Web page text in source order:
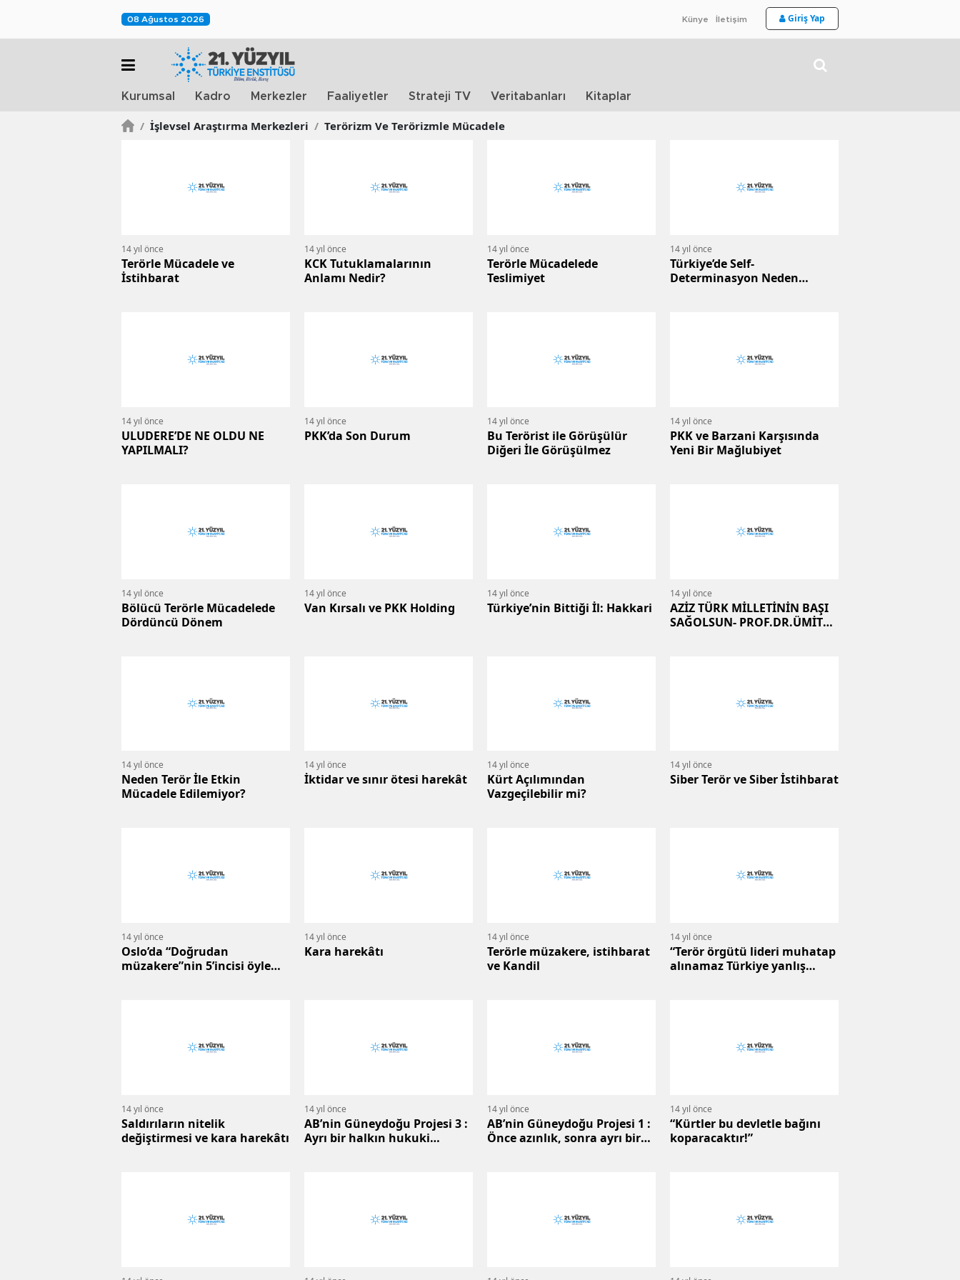
08 Ağustos 2026 Künye İletişim Giriş Yap
Kurumsal Kadro Merkezler Faaliyetler Strateji TV Veritabanları Kitaplar
/ İşlevsel Araştırma Merkezleri / Terörizm Ve Terörizmle Mücadele
14 yıl önce
Terörle Mücadele ve
İstihbarat
14 yıl önce
KCK Tutuklamalarının
Anlamı Nedir?
14 yıl önce
Terörle Mücadelede
Teslimiyet
14 yıl önce
Türkiye’de Self-
Determinasyon Neden
14 yıl önce
ULUDERE’DE NE OLDU NE
YAPILMALI?
14 yıl önce
PKK’da Son Durum
14 yıl önce
Bu Terörist ile Görüşülür
Diğeri İle Görüşülmez
14 yıl önce
PKK ve Barzani Karşısında
Yeni Bir Mağlubiyet
14 yıl önce
Bölücü Terörle Mücadelede
Dördüncü Dönem
14 yıl önce
Van Kırsalı ve PKK Holding
14 yıl önce
Türkiye’nin Bittiği İl: Hakkari
14 yıl önce
AZİZ TÜRK MİLLETİNİN BAŞI
SAĞOLSUN- PROF.DR.ÜMİT
14 yıl önce
Neden Terör İle Etkin
Mücadele Edilemiyor?
14 yıl önce
İktidar ve sınır ötesi harekât
14 yıl önce
Kürt Açılımından
Vazgeçilebilir mi?
14 yıl önce
Siber Terör ve Siber İstihbarat
14 yıl önce
Oslo’da “Doğrudan
müzakere”nin 5’incisi öyle
14 yıl önce
Kara harekâtı
14 yıl önce
Terörle müzakere, istihbarat
ve Kandil
14 yıl önce
“Terör örgütü lideri muhatap
alınamaz Türkiye yanlış
14 yıl önce
Saldırıların nitelik
değiştirmesi ve kara harekâtı
14 yıl önce
AB’nin Güneydoğu Projesi 3 :
Ayrı bir halkın hukuki
14 yıl önce
AB’nin Güneydoğu Projesi 1 :
Önce azınlık, sonra ayrı bir
14 yıl önce
“Kürtler bu devletle bağını
koparacaktır!”